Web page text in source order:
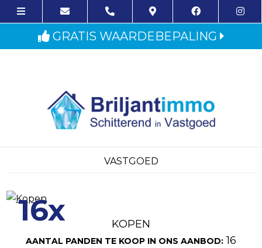
GRATIS WAARDEBEPALING
VASTGOED
16x KOPEN
AANTAL PANDEN TE KOOP IN ONS AANBOD: 16